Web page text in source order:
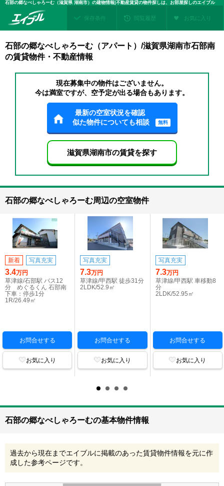
石部の郷なべしゃろーむ（滋賀県 湖南市）の建物情報|不動産賃貸の物件探しは、お部屋探しのエイブル
保存条件 閲覧履歴 お気に入り
石部の郷なべしゃろーむ（アパート）/滋賀県湖南市石部南
の賃貸物件・不動産情報
現在募集中の物件はございません。
今は満室ですが、空予定が出る場合もあります。
最新の空室状況を確認
似た物件についても相談
無料
滋賀県湖南市の賃貸を探す
石部の郷なべしゃろーむ周辺の空室物件
新着 写真充実
3.4万円
草津線/石部駅 バス12
分 めぐるくん 石部南
下車：停歩1分
1R/26.49㎡
お問合せする
お気に入り
写真充実
7.3万円
草津線/甲西駅 徒歩31分
2LDK/52.9㎡
お問合せする
お気に入り
写真充実
7.3万円
草津線/甲西駅 車移動8
分
2LDK/52.95㎡
お問合せする
お気に入り
石部の郷なべしゃろーむの基本物件情報
過去から現在までエイブルに掲載のあった賃貸物件情報を元に作
成した参考ページです。